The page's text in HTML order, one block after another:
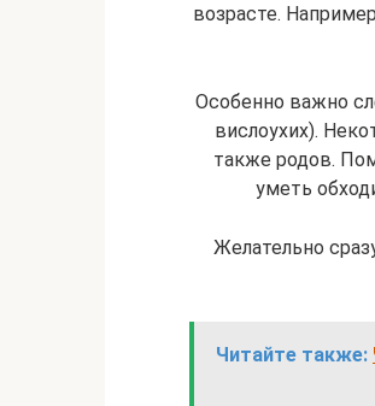
возрасте.
Особенно важно
вислоухих).
также родов.
уметь
Желательно
Читайте также: